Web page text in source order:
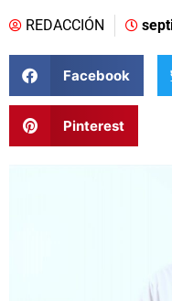
REDACCIÓN
Facebook
Pinterest